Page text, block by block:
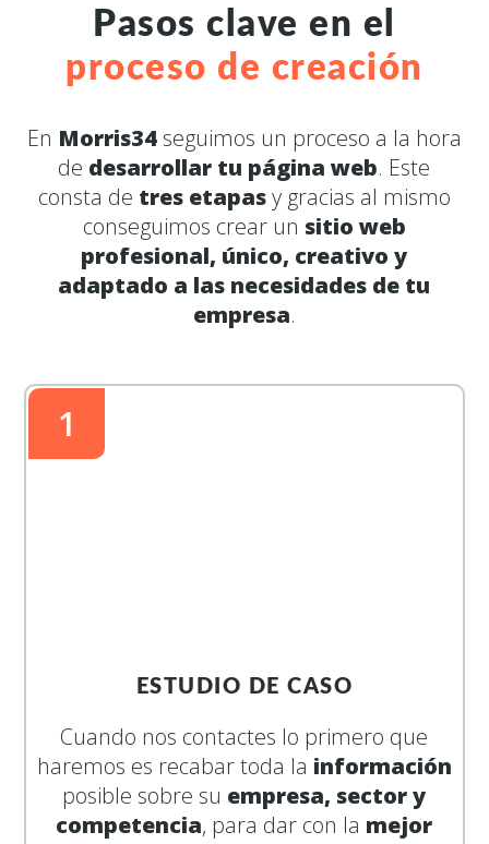
Pasos clave en el
proceso de creación
En Morris34seguimos un proceso a la hora
de desarrollar tu página web. Este
consta de tres etapasy gracias al mismo
conseguimos crear un sitio web
profesional, único, creativo y
adaptado a las necesidades de tu
empresa.
1
ESTUDIO DE CASO
Cuando nos contactes lo primero que
haremos es recabar toda la información
posible sobre su empresa, sector y
competencia, para dar con la mejor